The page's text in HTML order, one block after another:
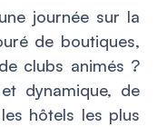
journée sur la
de boutiques,
clubs animés ?
dynamique, de
hôtels les plus